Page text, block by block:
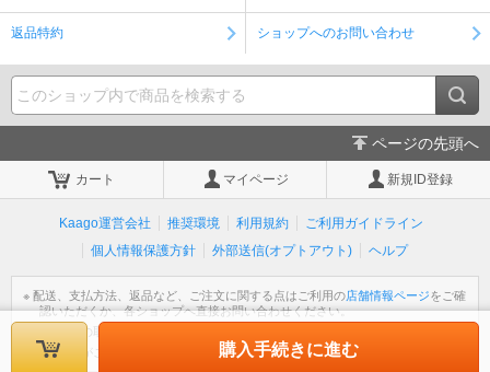
返品特約 ショップへのお問い合わせ
購入手続きに進む
ページの先頭へ
カート マイページ 新規ID登録
Kaago運営会社 推奨環境 利用規約
ご利用ガイドライン
個人情報保護方針
外部送信(オプトアウト) ヘルプ
※ 配送、支払方法、返品など、ご注文に関する点はご利用の店舗情報ページをご確
認いただくか、各ショップへ直接お問い合わせください。
※ 個人情報の取扱いについては
※ 不明な点がございましたら
をご覧ください。